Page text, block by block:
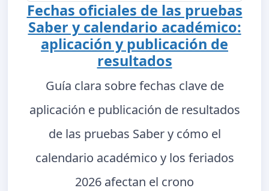
Fechas oficiales de las pruebas
Saber y calendario académico:
aplicación y publicación de
resultados
Guía clara sobre fechas clave de
aplicación e publicación de resultados
de las pruebas Saber y cómo el
calendario académico y los feriados
2026 afectan el crono